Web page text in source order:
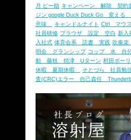
月 ピー助 キャンペーン 解除 契約
ジン google Duck Duck Go 変え
意味
キャンドルナイト Ctrl マウ
社員研修 ブラウザ 設定 空白 新
入社式 体育会系 読書 実践 吹奏
明会 グランシップ コップ 水 自
動 藤枝 焼津 Uターン 村田ボー
休暇 夏期休暇
そとづら 社員勉
査(CRC)エラー 自己責任